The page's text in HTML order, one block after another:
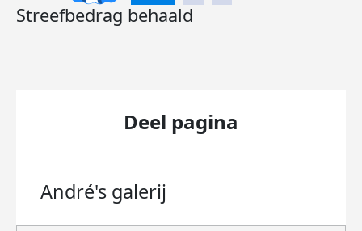
Streefbedrag behaald
Deel pagina
André's galerij